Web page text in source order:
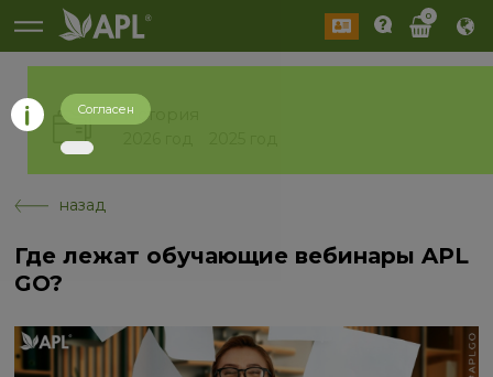
0
История
назад
Где лежат обучающие вебинары APL
GO?
Согласен